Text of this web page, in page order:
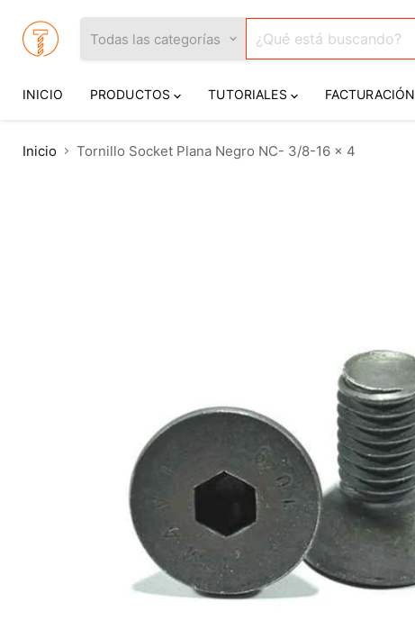
Todas las categorías
INICIO PRODUCTOS TUTORIALES FACTURACIÓN
Inicio Tornillo Socket Plana Negro NC- 3/8-16 x 4